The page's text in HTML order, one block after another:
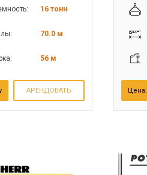
16 тонн
70.0 м
56 м
АРЕНДОВАТЬ Цена: